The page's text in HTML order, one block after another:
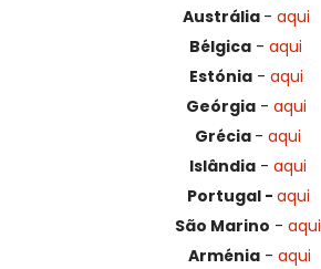
Austrália - aqui
Bélgica - aqui
Estónia- aqui
Geórgia- aqui
Grécia - aqui
Islândia - aqui
Portugal - aqui
São Marino - aqui
Arménia - aqui